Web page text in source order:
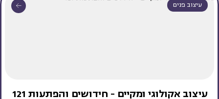
עיצוב פנים
עיצוב אקולוגי ומקיים - חידושים והפתעות 121